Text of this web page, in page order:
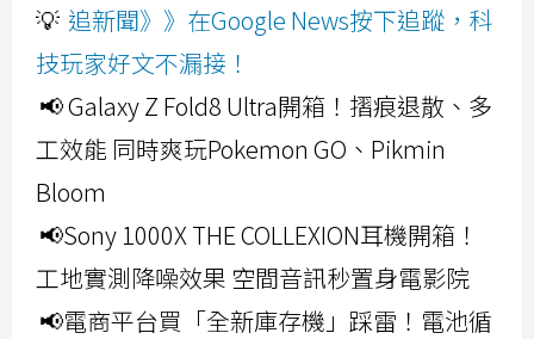
💡 追新聞》》在Google News按下追蹤，科
技玩家好文不漏接！
📢 Galaxy Z Fold8 Ultra開箱！摺痕退散、多
工效能 同時爽玩Pokemon GO、Pikmin
Bloom
📢Sony 1000X THE COLLEXION耳機開箱！
工地實測降噪效果 空間音訊秒置身電影院
📢電商平台買「全新庫存機」踩雷！電池循